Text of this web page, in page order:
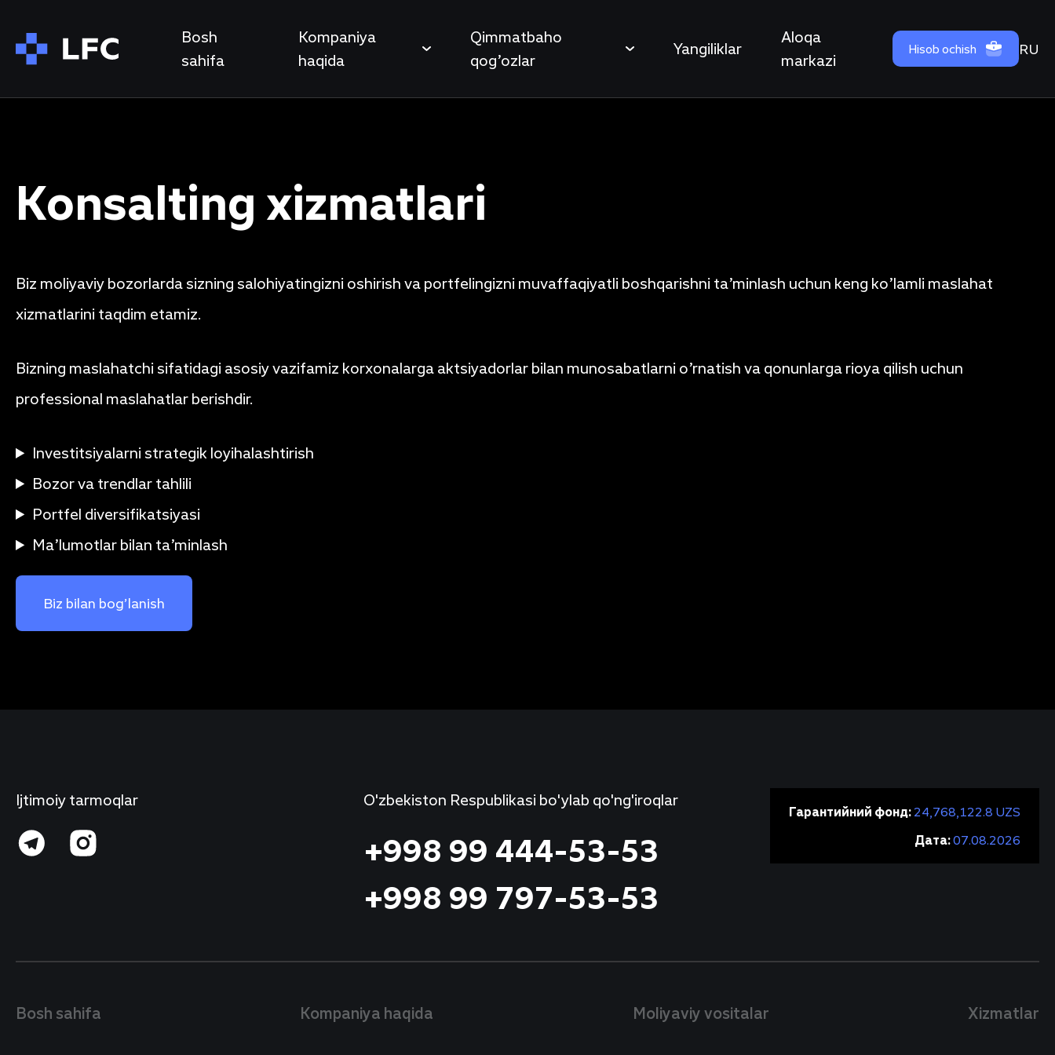
Bosh
sahifa
Kompaniya
haqida
Qimmatbaho
qog’ozlar
Yangiliklar
Aloqa
markazi
Hisob ochish RU
Konsalting xizmatlari
Biz moliyaviy bozorlarda sizning salohiyatingizni oshirish va portfelingizni muvaffaqiyatli boshqarishni ta’minlash uchun keng ko’lamli maslahat
xizmatlarini taqdim etamiz.
Bizning maslahatchi sifatidagi asosiy vazifamiz korxonalarga aktsiyadorlar bilan munosabatlarni o’rnatish va qonunlarga rioya qilish uchun
professional maslahatlar berishdir.
Investitsiyalarni strategik loyihalashtirish
Bozor va trendlar tahlili
Portfel diversifikatsiyasi
Ma’lumotlar bilan ta’minlash
Biz bilan bog’lanish
Ijtimoiy tarmoqlar O'zbekiston Respublikasi bo'ylab qo'ng'iroqlar
+998 99 444-53-53
+998 99 797-53-53
Гарантийний фонд: 24,768,122.8 UZS
Дата:07.08.2026
Bosh sahifa Kompaniya haqida Moliyaviy vositalar Xizmatlar